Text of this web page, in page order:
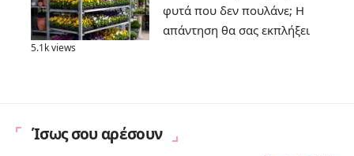
φυτά που δεν πουλάνε; Η
απάντηση θα σας εκπλήξει
5.1k views
Ίσως σου αρέσουν